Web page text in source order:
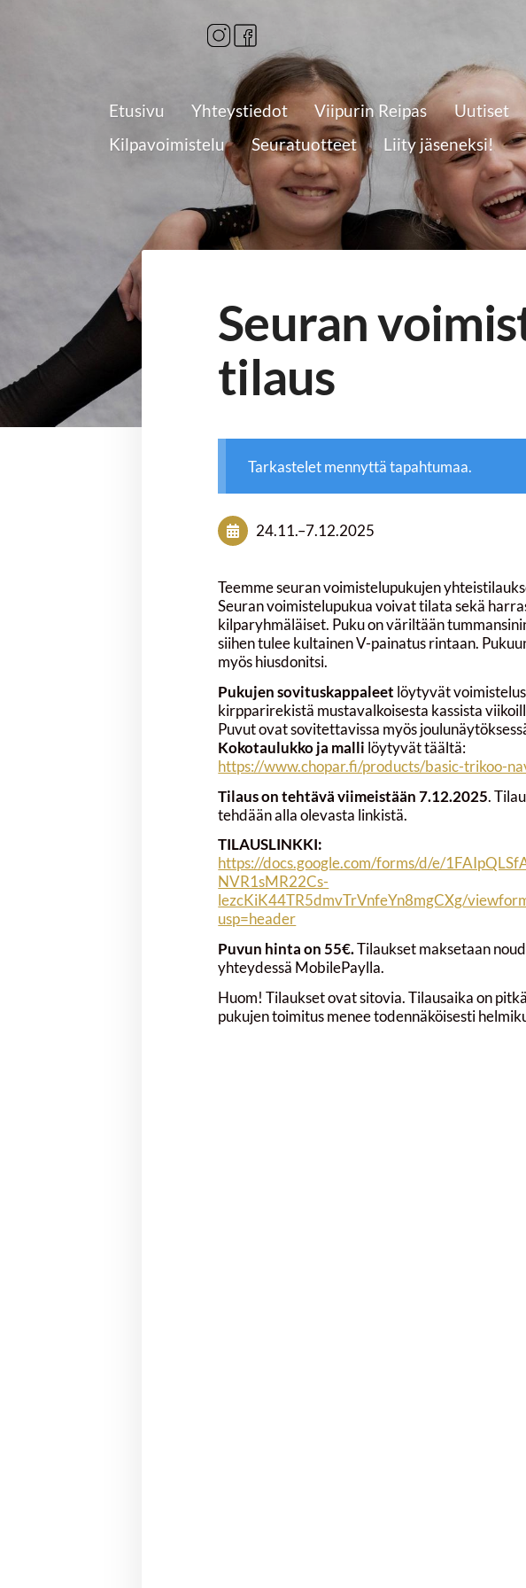
Etusivu Yhteystiedot Viipurin Reipas Uutiset
Kilpavoimistelu
Seuratuotteet Liity jäseneksi!
Seuran
tilaus
Tarkastelet mennyttä tapahtumaa.
24.11.–7.12.2025
Teemme seuran voimistelupukujen
Seuran voimistelupukua voivat tilata sekä
kilparyhmäläiset. Puku on väriltään
siihen tulee kultainen V-painatus rintaan.
myös hiusdonitsi.
Pukujen sovituskappaleet löytyvät
kirpparirekistä mustavalkoisesta kassista
Puvut ovat sovitettavissa myös
Kokotaulukko ja malli löytyvät täältä:
https://www.chopar.fi/products/basic-trikoo-
Tilaus on tehtävä viimeistään 7.12.2025.
tehdään alla olevasta linkistä.
TILAUSLINKKI:
https://docs.google.com/forms/d/e/
NVR1sMR22Cs-
lezcKiK44TR5dmvTrVnfeYn8mgCXg/
usp=header
Puvun hinta on 55€.Tilaukset maksetaan
yhteydessä MobilePaylla.
Huom! Tilaukset ovat sitovia. Tilausaika on
pukujen toimitus menee todennäköisesti